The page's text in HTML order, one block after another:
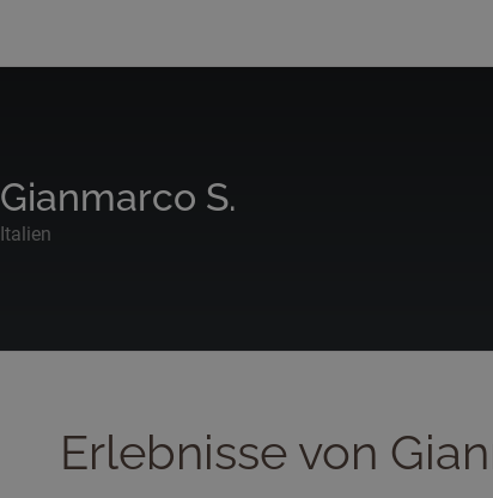
Gianmarco S.
Italien
Erlebnisse von